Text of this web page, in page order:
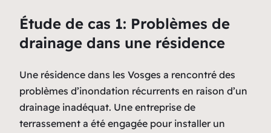
Étude de cas 1: Problèmes de
drainage dans une résidence
Une résidence dans les Vosges a rencontré des
problèmes d’inondation récurrents en raison d’un
drainage inadéquat. Une entreprise de
terrassement a été engagée pour installer un